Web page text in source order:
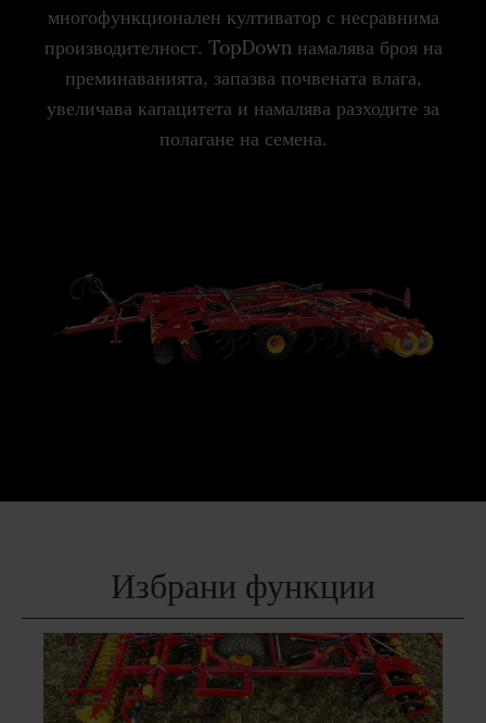
многофункционален култиватор с несравнима
производителност. TopDown намалява броя на
преминаванията, запазва почвената влага,
увеличава капацитета и намалява разходите за
полагане на семена.
Избрани функции